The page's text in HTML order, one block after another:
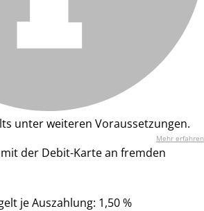
unter weiteren Voraussetzungen.
Mehr erfahren
der Debit-Karte an fremden
je Auszahlung: 1,50 %